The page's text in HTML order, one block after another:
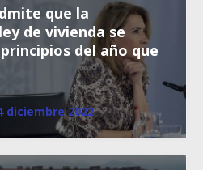
que la
de vivienda se
del año que
diciembre 2022